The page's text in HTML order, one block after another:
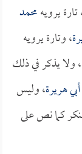
يرويهمحمد
، وتارة يرويه
، ولا يذكر في ذلك
أبي هريرة، وليس
كما نص على